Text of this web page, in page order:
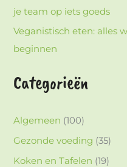
je team op iets goeds
Veganistisch eten: alles
beginnen
Categorieën
Algemeen (100)
Gezonde voeding (35)
Koken en Tafelen (19)